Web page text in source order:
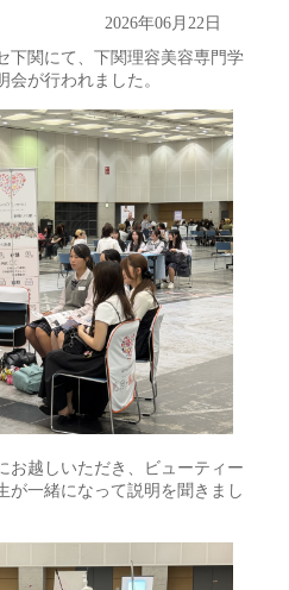
2026年06月22日
下関にて、下関理容美容専門学
が行われました。
お越しいただき、ビューティー
が一緒になって説明を聞きまし